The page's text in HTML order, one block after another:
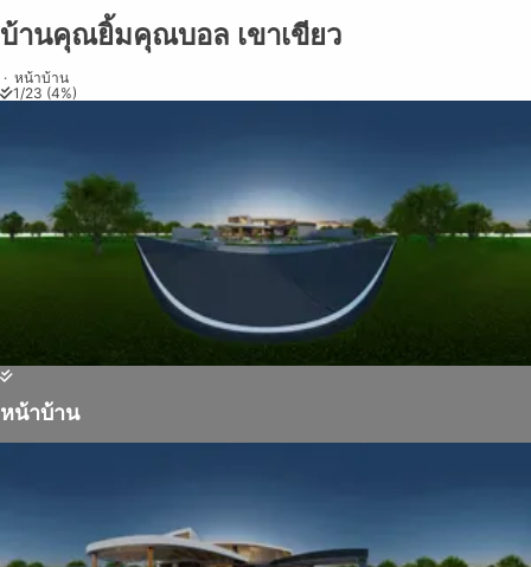
Exit VR
VR Setup
Exit Full Screen
Adjust your view bymoving
zooming in and out
perfect shot.
Share on
บ้านคุณยิ้มคุณบอล เขาเขียว
· หน้าบ้าน
1/23 (4%)
หน้าบ้าน